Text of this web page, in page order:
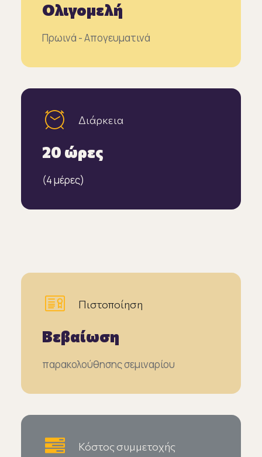
Διάρκεια
20 ώρες
(4 μέρες)
Ολιγομελή
Πρωινά - Απογευματινά
Κόστος συμμετοχής
Πιστοποίηση
Βεβαίωση
παρακολούθησης σεμιναρίου